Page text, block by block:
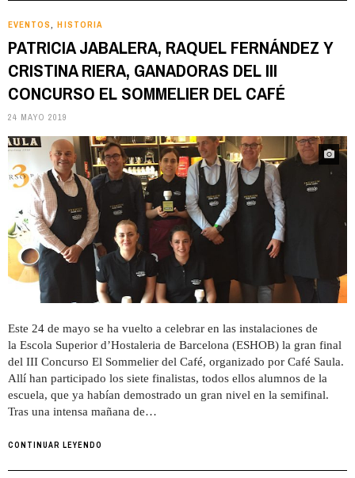
EVENTOS HISTORIA
PATRICIA JABALERA, RAQUEL FERNÁNDEZ Y
CRISTINA RIERA, GANADORAS DEL III
CONCURSO EL SOMMELIER DEL CAFÉ
24 MAYO 2019
Este 24 de mayo se ha vuelto a celebrar en las instalaciones de
la Escola Superior d’Hostaleria de Barcelona (ESHOB) la gran final
del III Concurso El Sommelier del Café, organizado por Café Saula.
Allí han participado los siete finalistas, todos ellos alumnos de la
escuela, que ya habían demostrado un gran nivel en la semifinal.
Tras una intensa mañana de…
CONTINUAR LEYENDO